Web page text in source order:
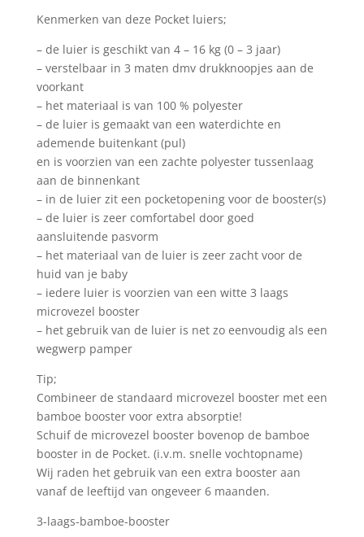
Kenmerken van deze Pocket luiers;
– de luier is geschikt van 4 – 16 kg (0 – 3 jaar)
– verstelbaar in 3 maten dmv drukknoopjes aan de
voorkant
– het materiaal is van 100 % polyester
– de luier is gemaakt van een waterdichte en
ademende buitenkant (pul)
en is voorzien van een zachte polyester tussenlaag
aan de binnenkant
– in de luier zit een pocketopening voor de booster(s)
– de luier is zeer comfortabel door goed
aansluitende pasvorm
– het materiaal van de luier is zeer zacht voor de
huid van je baby
– iedere luier is voorzien van een witte 3 laags
microvezel booster
– het gebruik van de luier is net zo eenvoudig als een
wegwerp pamper
Tip;
Combineer de standaard microvezel booster met een
bamboe booster voor extra absorptie!
Schuif de microvezel booster bovenop de bamboe
booster in de Pocket. (i.v.m. snelle vochtopname)
Wij raden het gebruik van een extra booster aan
vanaf de leeftijd van ongeveer 6 maanden.
3-laags-bamboe-booster